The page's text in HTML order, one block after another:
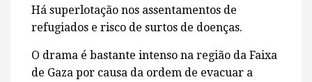
Há superlotação nos assentamentos de
refugiados e risco de surtos de doenças.
O drama é bastante intenso na região da Faixa
de Gaza por causa da ordem de evacuar a